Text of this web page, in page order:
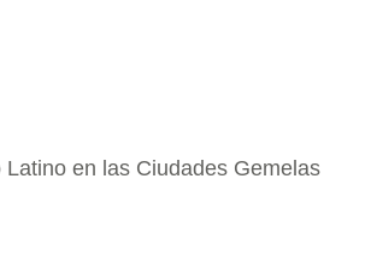
Latino en las Ciudades Gemelas